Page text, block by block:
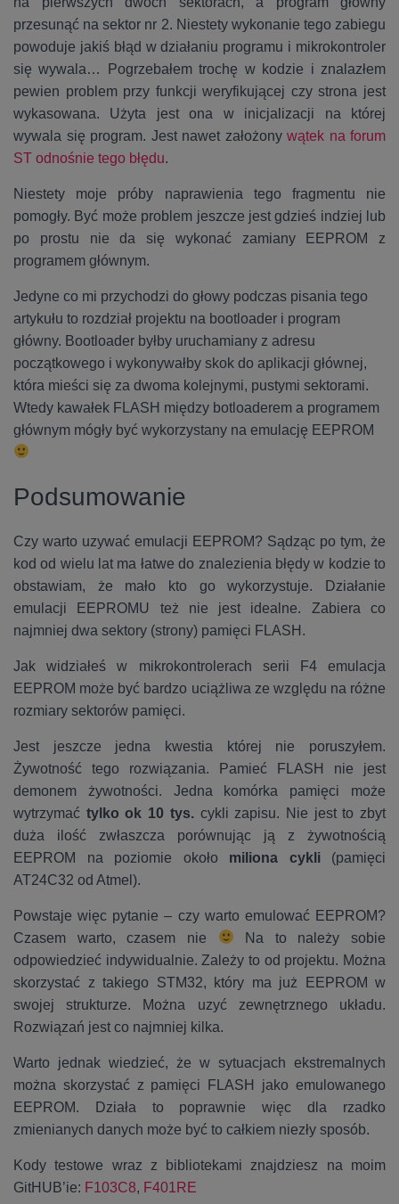
przesunąć na sektor nr 2. Niestety wykonanie tego zabiegu
powoduje jakiś błąd w działaniu programu i mikrokontroler
się wywala… Pogrzebałem trochę w kodzie i znalazłem
pewien problem przy funkcji weryfikującej czy strona jest
wykasowana. Użyta jest ona w inicjalizacji na której
wywala się program. Jest nawet założony wątek na forum
ST odnośnie tego błędu.
Niestety moje próby naprawienia tego fragmentu nie
pomogły. Być może problem jeszcze jest gdzieś indziej lub
po prostu nie da się wykonać zamiany EEPROM z
programem głównym.
Jedyne co mi przychodzi do głowy podczas pisania tego
artykułu to rozdział projektu na bootloader i program
główny. Bootloader byłby uruchamiany z adresu
początkowego i wykonywałby skok do aplikacji głównej,
która mieści się za dwoma kolejnymi, pustymi sektorami.
Wtedy kawałek FLASH między botloaderem a programem
głównym mógły być wykorzystany na emulację EEPROM
Podsumowanie
Czy warto uzywać emulacji EEPROM? Sądząc po tym, że
kod od wielu lat ma łatwe do znalezienia błędy w kodzie to
obstawiam, że mało kto go wykorzystuje. Działanie
emulacji EEPROMU też nie jest idealne. Zabiera co
najmniej dwa sektory (strony) pamięci FLASH.
Jak widziałeś w mikrokontrolerach serii F4 emulacja
EEPROM może być bardzo uciążliwa ze względu na różne
rozmiary sektorów pamięci.
Jest jeszcze jedna kwestia której nie poruszyłem.
Żywotność tego rozwiązania. Pamieć FLASH nie jest
demonem żywotności. Jedna komórka pamięci może
wytrzymać tylko ok 10 tys.cykli zapisu. Nie jest to zbyt
duża ilość zwłaszcza porównując ją z żywotnością
EEPROM na poziomie około miliona cykli(pamięci
AT24C32 od Atmel).
Powstaje więc pytanie – czy warto emulować EEPROM?
Czasem warto, czasem nie
Na to należy sobie
odpowiedzieć indywidualnie. Zależy to od projektu. Można
skorzystać z takiego STM32, który ma już EEPROM w
swojej strukturze. Można uzyć zewnętrznego układu.
Rozwiązań jest co najmniej kilka.
Warto jednak wiedzieć, że w sytuacjach ekstremalnych
można skorzystać z pamięci FLASH jako emulowanego
EEPROM. Działa to poprawnie więc dla rzadko
zmienianych danych może być to całkiem niezły sposób.
Kody testowe wraz z bibliotekami znajdziesz na moim
GitHUB’ie: F103C8, F401RE